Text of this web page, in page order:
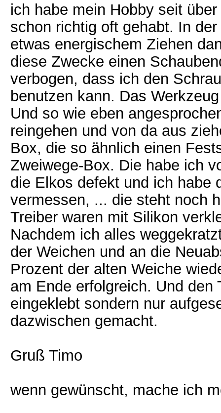
ich habe mein Hobby seit
schon richtig oft gehabt. In
etwas energischem Ziehen
diese Zwecke einen
verbogen, dass ich den
benutzen kann. Das
Und so wie eben
reingehen und von da aus
Box, die so ähnlich einen
Zweiwege-Box. Die habe ich
die Elkos defekt und ich habe
vermessen, ... die steht noch
Treiber waren mit Silikon
Nachdem ich alles
der Weichen und an die
Prozent der alten Weiche
am Ende erfolgreich. Und den
eingeklebt sondern nur
dazwischen gemacht.
Gruß Timo
wenn gewünscht, mache ich